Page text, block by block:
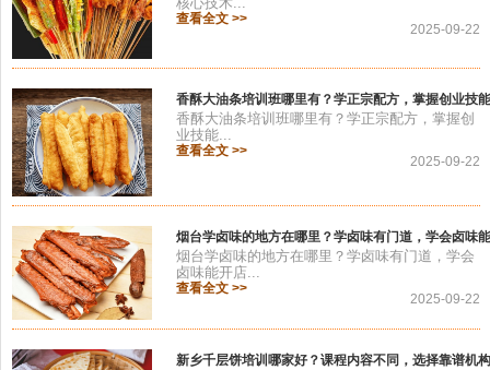
2025-09-22
查看全文 >>
香酥大油条培训班哪里有？学正宗配方，掌握创业技能
2025-09-22
香酥大油条培训班哪里有？学正宗配方，掌握创
业技能...
查看全文 >>
烟台学卤味的地方在哪里？学卤味有门道，学会卤味
2025-09-22
烟台学卤味的地方在哪里？学卤味有门道，学会
卤味能开店...
查看全文 >>
新乡千层饼培训哪家好？课程内容不同，选择靠谱机